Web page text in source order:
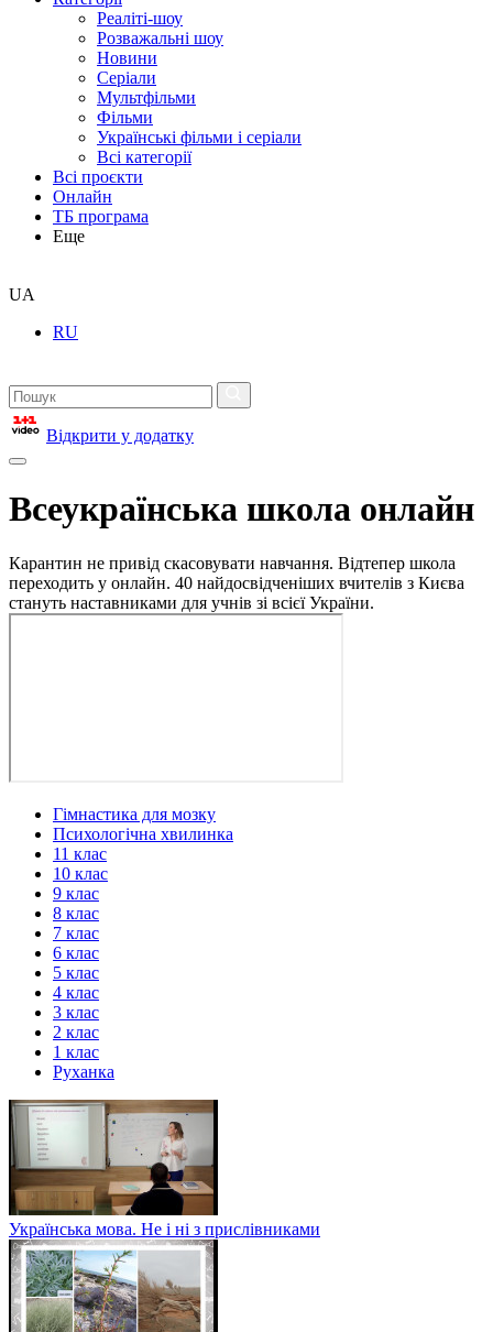
Реаліті-шоу
Розважальні шоу
Новини
Серіали
Мультфільми
Фільми
Українські фільми і серіали
Всі категорії
Всі проєкти
Онлайн
ТБ програма
Еще
UA
RU
Відкрити у додатку
Всеукраїнська школа онлайн
Карантин не привід скасовувати навчання. Відтепер школа
переходить у онлайн. 40 найдосвідченіших вчителів з Києва
стануть наставниками для учнів зі всієї України.
Гімнастика для мозку
Психологічна хвилинка
11 клас
10 клас
9 клас
8 клас
7 клас
6 клас
5 клас
4 клас
3 клас
2 клас
1 клас
Руханка
Українська мова. Не і ні з прислівниками